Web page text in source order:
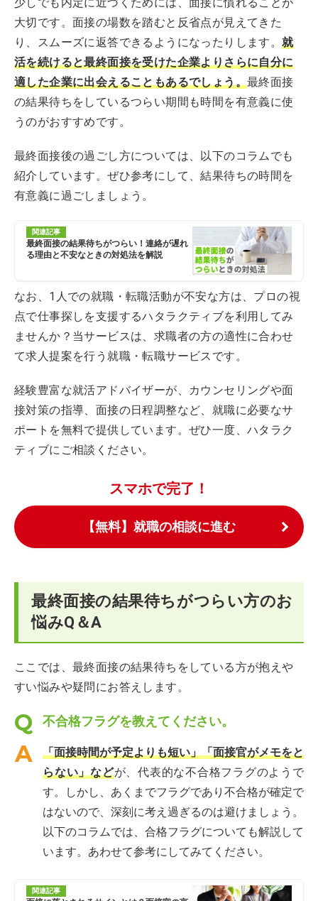
大切です。面接の場数を踏むと反省点が見えてきた
り、スムーズに返答できるようになったりします。就
活を続けると最終面接を受けた企業よりさらに自分に
適した企業に出会えることもあるでしょう。最終面接
の結果待ちをしているつらい期間も時間を有意義に使
うのがおすすめです。
最終面接後の過ごし方については、以下のコラムでも
紹介しています。ぜひ参考にして、結果待ちの時間を
有意義に過ごしましょう。
関連記事
最終面接の結果待ちがつらい！連絡が遅れ
る理由と不安なときの対処法を解説
なお、1人での就職・転職活動が不安な方は、プロの視
点で仕事探しを支援するハタラクティブを利用してみ
ませんか？当サービスは、求職者の方の適性に合わせ
て求人提案を行う就職・転職サービスです。
経験豊富な就活アドバイザーが、カウンセリングや面
接対策の指導、面接の日程調整など、就職に必要なサ
ポートを無料で提供しています。ぜひ一度、ハタラク
ティブにご相談ください。
スマホで完了！
【無料】就職の相談に進む
最終面接の結果待ちがつらい方のお
悩みQ＆A
ここでは、最終面接の結果待ちをしている方が抱えや
すい悩みや疑問にお答えします。
不合格フラグを教えてください。
「面接時間が予定よりも短い」「面接官がメモをと
らない」などが、代表的な不合格フラグのようで
す。しかし、あくまでフラグであり不合格が確定で
はないので、深刻に考え過ぎるのは避けましょう。
以下のコラムでは、合格フラグについても解説して
います。あわせて参考にしてみてください。
関連記事